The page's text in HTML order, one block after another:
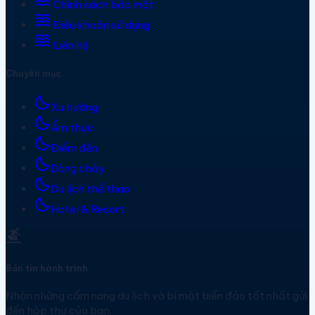
Chính sách bảo mật
waves Điều khoản sử dụng
waves Liên hệ
Chuyên mục
bedtimeXu hướng
bedtimeẨm thực
bedtimeĐiểm đến
bedtimeDòng chảy
bedtimeDu lịch thể thao
bedtimeHotel & Resort
surfing
Bản tin hành trình
Nhận những cẩm nang du lịch và bí mật biển đảo tốt nhất gửi
đến hộp thư của bạn.